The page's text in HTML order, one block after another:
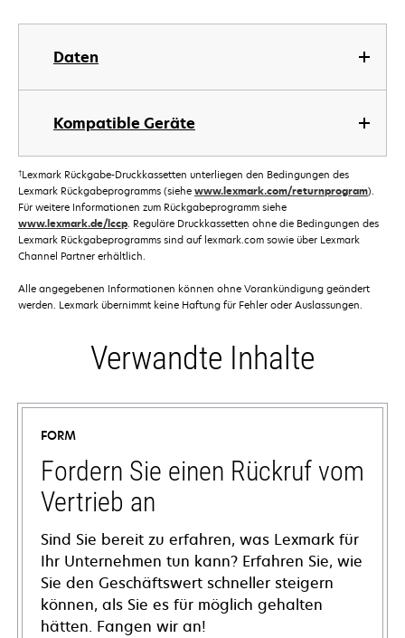
Daten
Kompatible Geräte
†Lexmark Rückgabe-Druckkassetten unterliegen den Bedingungen des
Lexmark Rückgabeprogramms (siehe www.lexmark.com/returnprogram).
Für weitere Informationen zum Rückgabeprogramm siehe
www.lexmark.de/lccp. Reguläre Druckkassetten ohne die Bedingungen des
Lexmark Rückgabeprogramms sind auf lexmark.com sowie über Lexmark
Channel Partner erhältlich.
Alle angegebenen Informationen können ohne Vorankündigung geändert
werden. Lexmark übernimmt keine Haftung für Fehler oder Auslassungen.
Verwandte Inhalte
FORM
Fordern Sie einen Rückruf vom
Vertrieb an
Sind Sie bereit zu erfahren, was Lexmark für
Ihr Unternehmen tun kann? Erfahren Sie, wie
Sie den Geschäftswert schneller steigern
können, als Sie es für möglich gehalten
hätten. Fangen wir an!